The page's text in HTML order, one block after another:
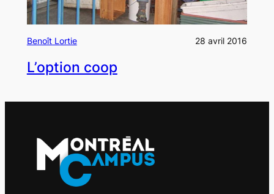
Benoît Lortie 28 avril 2016
L’option coop